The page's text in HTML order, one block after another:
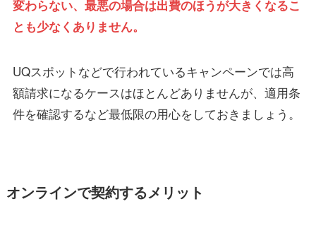
変わらない、最悪の場合は出費のほうが大きくなるこ
とも少なくありません。
UQスポットなどで行われているキャンペーンでは高
額請求になるケースはほとんどありませんが、適用条
件を確認するなど最低限の用心をしておきましょう。
オンラインで契約するメリット